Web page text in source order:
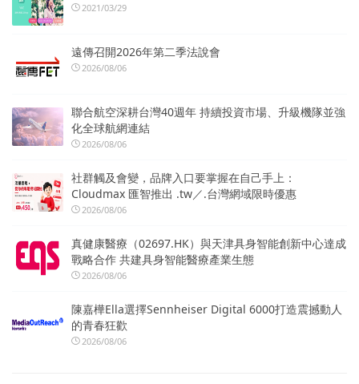
2021/03/29
遠傳召開2026年第二季法說會
2026/08/06
聯合航空深耕台灣40週年 持續投資市場、升級機隊並強
化全球航網連結
2026/08/06
社群觸及會變，品牌入口要掌握在自己手上：
Cloudmax 匯智推出 .tw／.台灣網域限時優惠
2026/08/06
真健康醫療（02697.HK）與天津具身智能創新中心達成
戰略合作 共建具身智能醫療產業生態
2026/08/06
陳嘉樺Ella選擇Sennheiser Digital 6000打造震撼動人
的青春狂歡
2026/08/06